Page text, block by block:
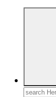
Search